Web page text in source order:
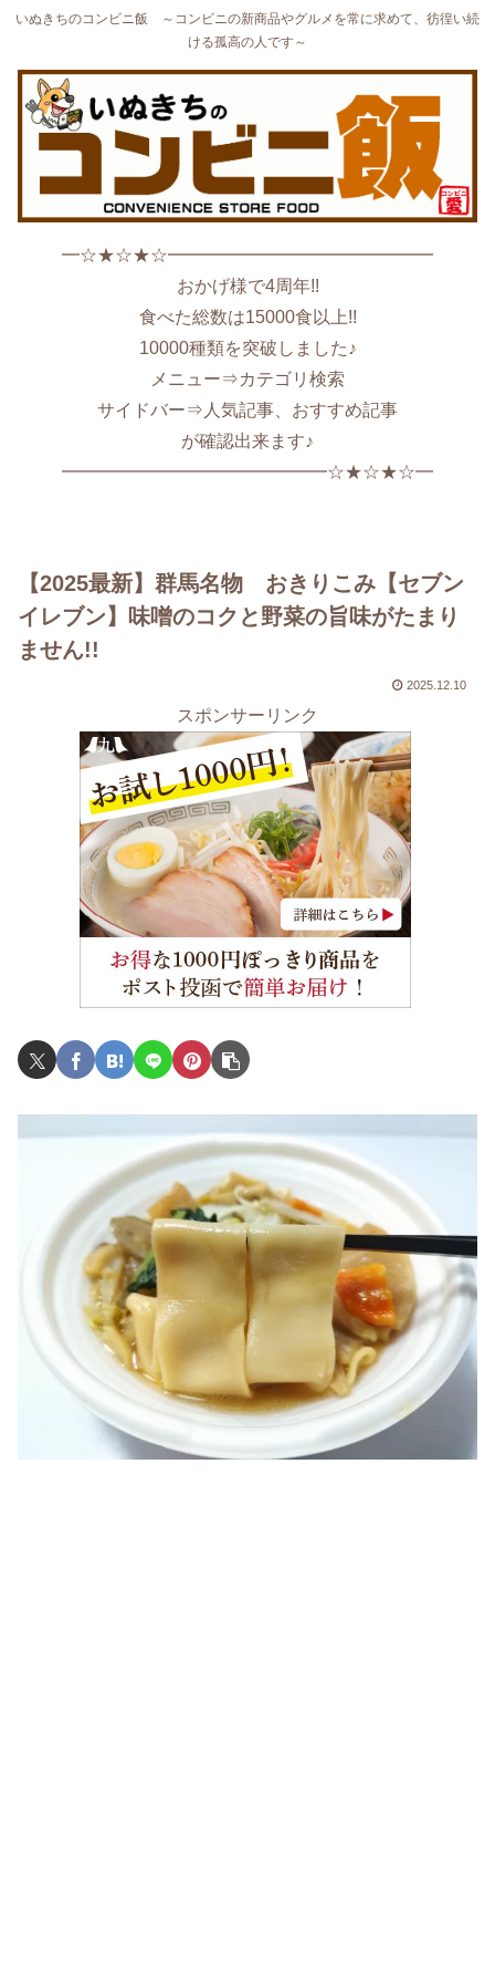
いぬきちのコンビニ飯 ～コンビニの新商品やグルメを常に求めて、彷徨い続
ける孤高の人です～
━☆★☆★☆━━━━━━━━━━━━━━━
おかげ様で4周年!!
食べた総数は15000食以上!!
10000種類を突破しました♪
メニュー⇒カテゴリ検索
サイドバー⇒人気記事、おすすめ記事
が確認出来ます♪
━━━━━━━━━━━━━━━☆★☆★☆━
【2025最新】群馬名物 おきりこみ【セブン
イレブン】味噌のコクと野菜の旨味がたまり
ません!!
2025.12.10
スポンサーリンク